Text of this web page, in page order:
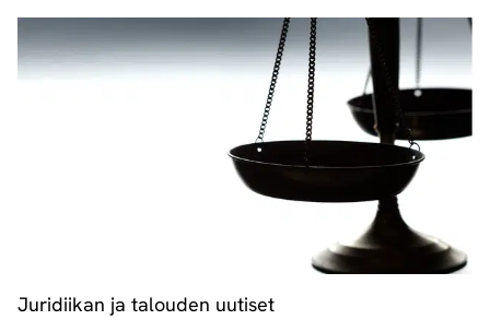
Juridiikan ja talouden uutiset